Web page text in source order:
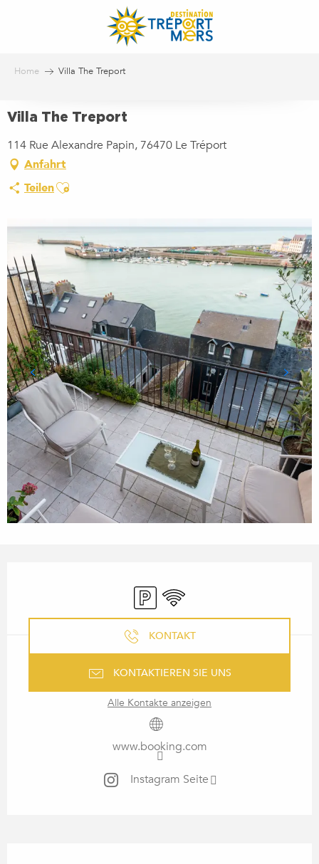
Home Villa The Treport
Villa The Treport
114 Rue Alexandre Papin, 76470 Le Tréport
Anfahrt
TeilenAjouter aux favoris
Parkplatz
Wi-Fi
KONTAKT
KONTAKTIEREN SIE UNS
Alle Kontakte anzeigen
www.booking.com
Instagram Seite